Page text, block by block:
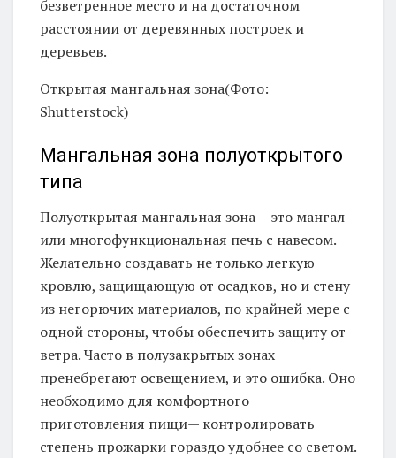
безветренное место и на достаточном
расстоянии от деревянных построек и
деревьев.
Открытая мангальная зона(Фото:
Shutterstock)
Мангальная зона полуоткрытого
типа
Полуоткрытая мангальная зона— это мангал
или многофункциональная печь с навесом.
Желательно создавать не только легкую
кровлю, защищающую от осадков, но и стену
из негорючих материалов, по крайней мере с
одной стороны, чтобы обеспечить защиту от
ветра. Часто в полузакрытых зонах
пренебрегают освещением, и это ошибка. Оно
необходимо для комфортного
приготовления пищи— контролировать
степень прожарки гораздо удобнее со светом.